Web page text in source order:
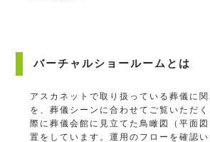
バーチャルショールームとは
アスカネットで取り扱っている葬儀に
を、葬儀シーンに合わせてご覧いただ
際に葬儀会館に見立てた鳥瞰図（平面
置をしています。運用のフローを確認